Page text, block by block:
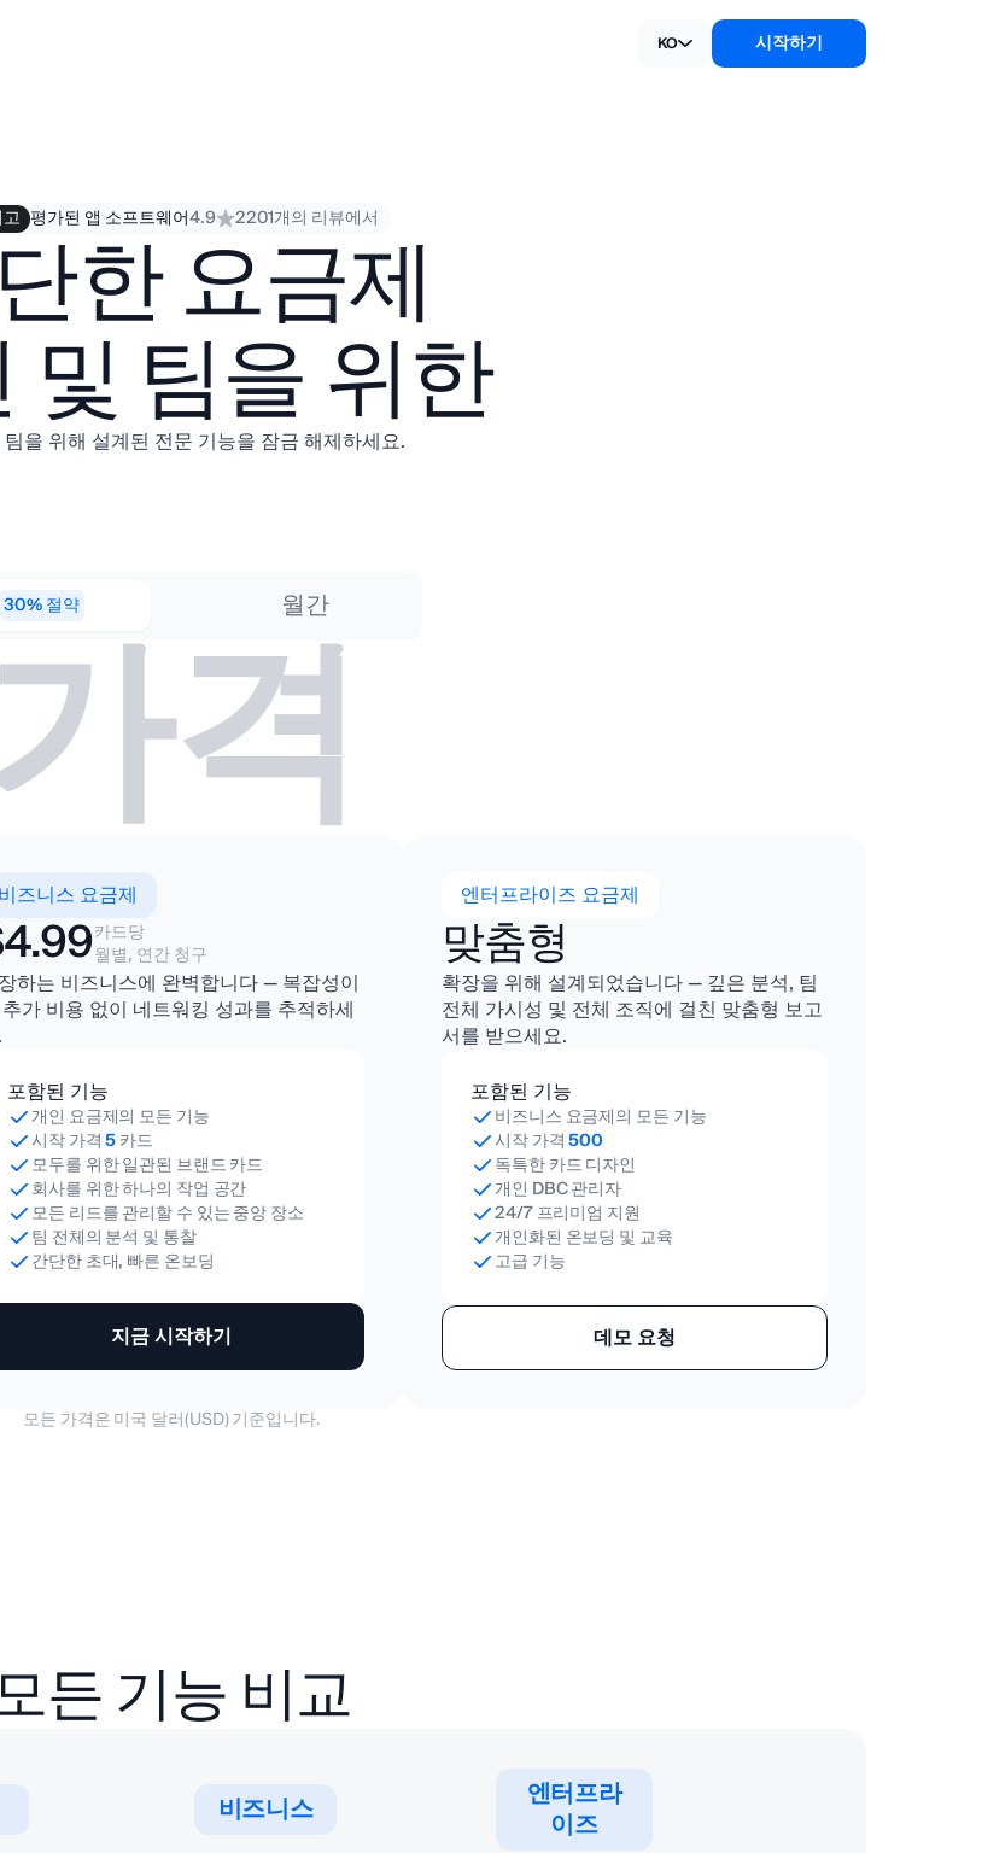
KO 시작하기
평가된 앱 소프트웨어4.9 2201개의 리뷰에서
한 요금제
및 팀을 위한
을 위해 설계된 전문 기능을 잠금 해제하세요.
30% 절약 월간
격
비즈니스 요금제
카드당
월별, 연간 청구
하는 비즈니스에 완벽합니다 — 복잡성이
가 비용 없이 네트워킹 성과를 추적하세
포함된 기능
개인 요금제의 모든 기능
시작 가격5카드
모두를 위한 일관된 브랜드 카드
회사를 위한 하나의 작업 공간
모든 리드를 관리할 수 있는 중앙 장소
팀 전체의 분석 및 통찰
간단한 초대, 빠른 온보딩
지금 시작하기
엔터프라이즈 요금제
맞춤형
확장을 위해 설계되었습니다 — 깊은 분석, 팀
전체 가시성 및 전체 조직에 걸친 맞춤형 보고
서를 받으세요.
포함된 기능
비즈니스 요금제의 모든 기능
시작 가격500
독특한 카드 디자인
개인 DBC 관리자
24/7 프리미엄 지원
개인화된 온보딩 및 교육
고급 기능
데모 요청
모든 가격은 미국 달러(USD) 기준입니다.
든 기능 비교
비즈니스 엔터프라
이즈